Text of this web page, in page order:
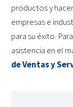
productos y
empresas e
para su éxito.
asistencia en el
de Ventas y